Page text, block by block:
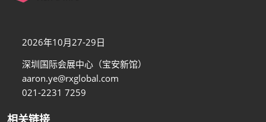
2026年10月27-29日
深圳国际会展中心（宝安新馆）
aaron.ye@rxglobal.com
021-2231 7259